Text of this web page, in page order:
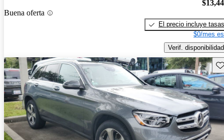
Buena oferta
El precio incluye tasas
$0/mes
Verif. disponibilidad